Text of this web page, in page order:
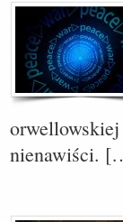
nienawiści.